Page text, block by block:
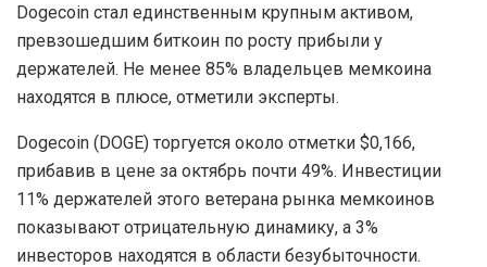
Dogecoin стал единственным крупным активом,
превзошедшим биткоин по росту прибыли у
держателей. Не менее 85% владельцев мемкоина
находятся в плюсе, отметили эксперты.
Dogecoin (DOGE) торгуется около отметки $0,166,
прибавив в цене за октябрь почти 49%. Инвестиции
11% держателей этого ветерана рынка мемкоинов
показывают отрицательную динамику, а 3%
инвесторов находятся в области безубыточности.